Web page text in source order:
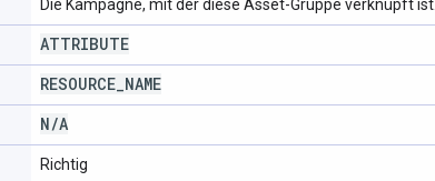
Die Kampagne, mit der diese Asset-Gruppe verknüpft ist.
ATTRIBUTE
RESOURCE NAME
N/A
Richtig